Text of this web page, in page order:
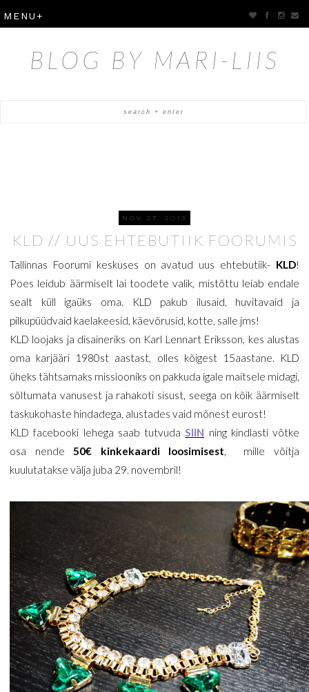
BLOG BY MARI-LIIS
NOV 27, 2013
KLD // UUS EHTEBUTIIK FOORUMIS
Tallinnas Foorumi keskuses on avatud uus ehtebutiik- KLD!
Poes leidub äärmiselt lai toodete valik, mistõttu leiab endale
sealt küll igaüks oma. KLD pakub ilusaid, huvitavaid ja
pilkupüüdvaid kaelakeesid, käevõrusid, kotte, salle jms!
KLD loojaks ja disaineriks on Karl Lennart Eriksson, kes alustas
oma karjääri 1980st aastast, olles kõigest 15aastane. KLD
üheks tähtsamaks missiooniks on pakkuda igale maitsele midagi,
sõltumata vanusest ja rahakoti sisust, seega on kõik äärmiselt
taskukohaste hindadega, alustades vaid mõnest eurost!
KLD facebooki lehega saab tutvudaSIIN ning kindlasti võtke
osa nende50€ kinkekaardi loosimisest, mille võitja
kuulutatakse välja juba 29. novembril!